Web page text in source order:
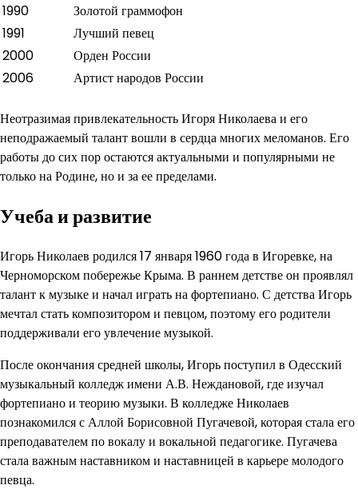
1990
Золотой граммофон
1991
Лучший певец
2000
Орден России
2006
Артист народов России
Неотразимая привлекательность Игоря Николаева и его
неподражаемый талант вошли в сердца многих меломанов. Его
работы до сих пор остаются актуальными и популярными не
только на Родине, но и за ее пределами.
Учеба и развитие
Игорь Николаев родился 17 января 1960 года в Игоревке, на
Черноморском побережье Крыма. В раннем детстве он проявлял
талант к музыке и начал играть на фортепиано. С детства Игорь
мечтал стать композитором и певцом, поэтому его родители
поддерживали его увлечение музыкой.
После окончания средней школы, Игорь поступил в Одесский
музыкальный колледж имени А.В. Неждановой, где изучал
фортепиано и теорию музыки. В колледже Николаев
познакомился с Аллой Борисовной Пугачевой, которая стала его
преподавателем по вокалу и вокальной педагогике. Пугачева
стала важным наставником и наставницей в карьере молодого
певца.